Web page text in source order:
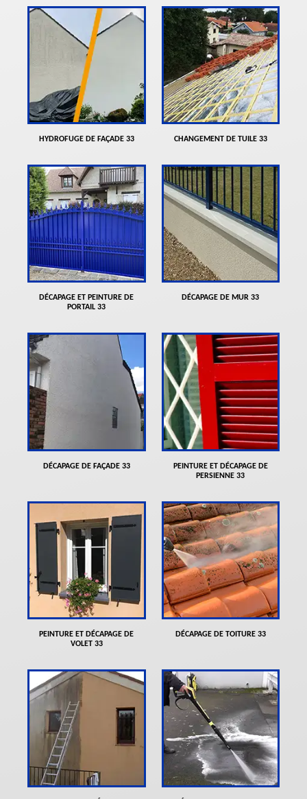
HYDROFUGE DE FAÇADE 33 CHANGEMENT DE TUILE 33
DÉCAPAGE ET PEINTURE DE
PORTAIL 33
DÉCAPAGE DE MUR 33
DÉCAPAGE DE FAÇADE 33
PEINTURE ET DÉCAPAGE DE
PERSIENNE 33
PEINTURE ET DÉCAPAGE DE
VOLET 33
DÉCAPAGE DE TOITURE 33